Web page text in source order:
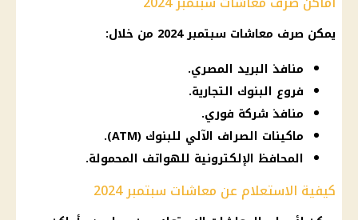
يمكن صرف معاشات سبتمبر2024 من خلال:
منافذ البريد المصري.
فروع البنوك التجارية.
منافذ شركة فوري.
ماكينات الصراف الآلي للبنوك (ATM).
المحافظ الإلكترونية للهواتف المحمولة.
كيفية الاستعلام عن معاشات سبتمبر 2024